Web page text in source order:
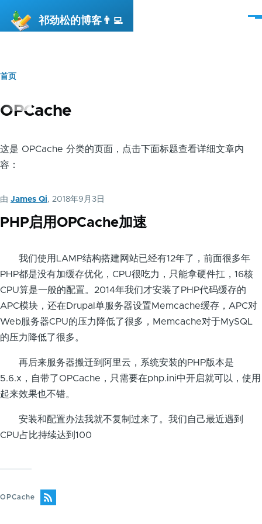
祁劲松的博客👨‍💻
菜
面
包
首页
OPCache
这是 OPCache 分类的页面，点击下面标题查看详细文章内
容：
由 James Qi, 2018年9月3日
PHP启用OPCache加速
我们使用LAMP结构搭建网站已经有12年了，前面很多年
PHP都是没有加缓存优化，CPU很吃力，只能拿硬件扛，16核
CPU算是一般的配置。2014年我们才安装了PHP代码缓存的
APC模块，还在Drupal单服务器设置Memcache缓存，APC对
Web服务器CPU的压力降低了很多，Memcache对于MySQL
的压力降低了很多。
再后来服务器搬迁到阿里云，系统安装的PHP版本是
5.6.x，自带了OPCache，只需要在php.ini中开启就可以，使用
起来效果也不错。
安装和配置办法我就不复制过来了。我们自己最近遇到
CPU占比持续达到100
OPCache